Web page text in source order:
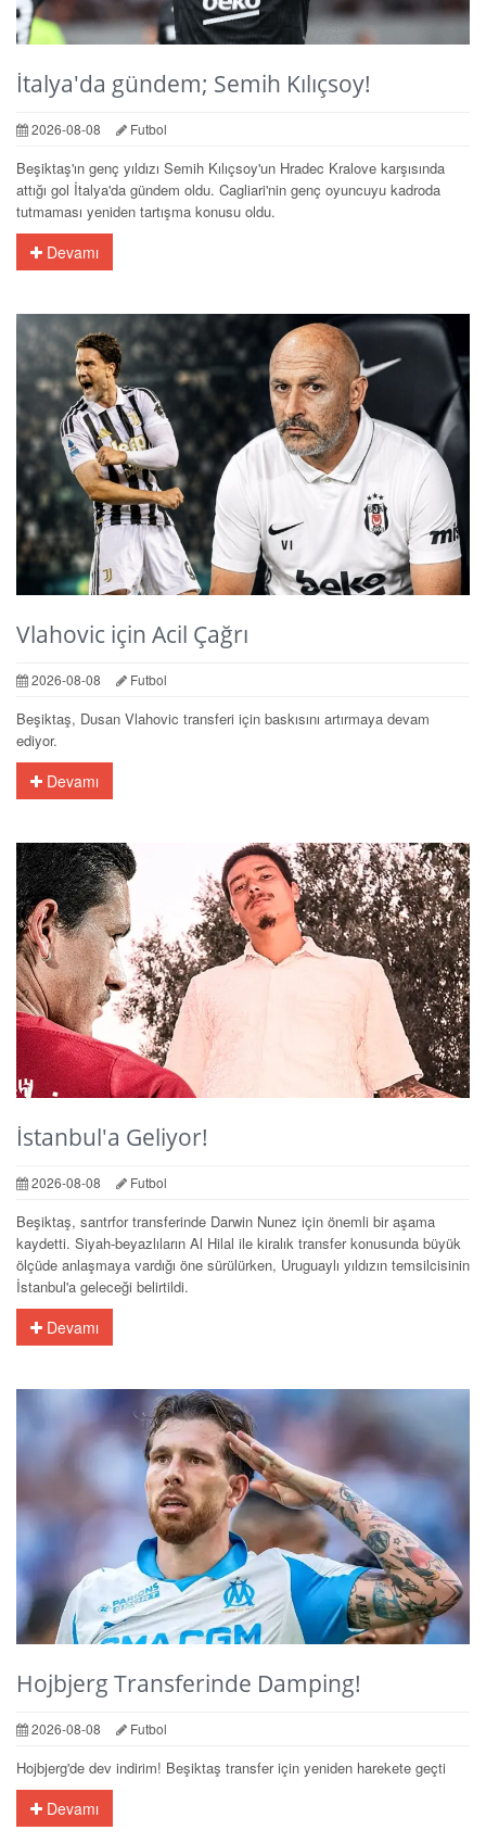
İtalya'da gündem; Semih Kılıçsoy!
2026-08-08 Futbol
Beşiktaş'ın genç yıldızı Semih Kılıçsoy'un Hradec Kralove karşısında
attığı gol İtalya'da gündem oldu. Cagliari'nin genç oyuncuyu kadroda
tutmaması yeniden tartışma konusu oldu.
Devamı
Vlahovic için Acil Çağrı
2026-08-08 Futbol
Beşiktaş, Dusan Vlahovic transferi için baskısını artırmaya devam
ediyor.
Devamı
İstanbul'a Geliyor!
2026-08-08 Futbol
Beşiktaş, santrfor transferinde Darwin Nunez için önemli bir aşama
kaydetti. Siyah-beyazlıların Al Hilal ile kiralık transfer konusunda büyük
ölçüde anlaşmaya vardığı öne sürülürken, Uruguaylı yıldızın temsilcisinin
İstanbul'a geleceği belirtildi.
Devamı
Hojbjerg Transferinde Damping!
2026-08-08 Futbol
Hojbjerg'de dev indirim! Beşiktaş transfer için yeniden harekete geçti
Devamı